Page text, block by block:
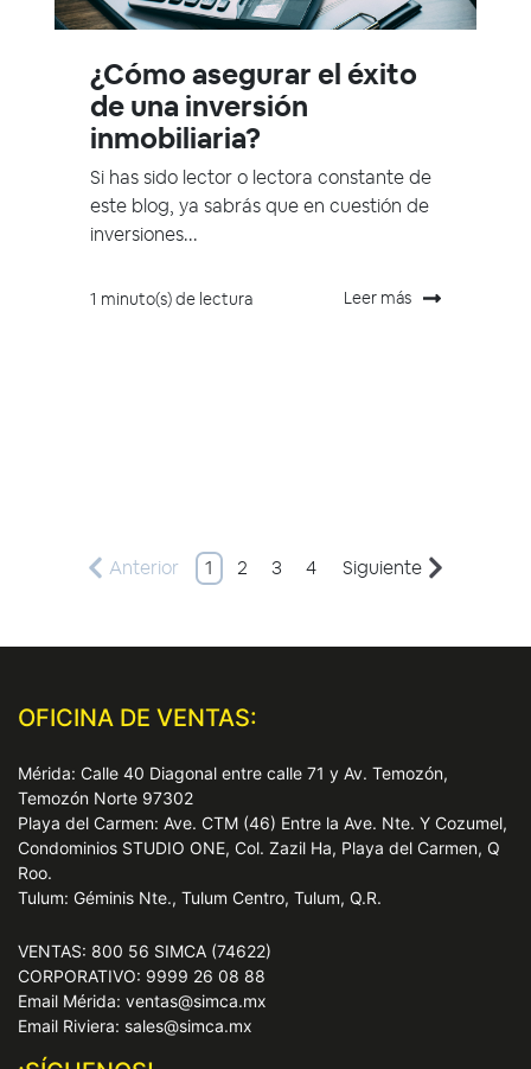
¿Cómo asegurar el éxito
de una inversión
inmobiliaria?
Si has sido lector o lectora constante de
este blog, ya sabrás que en cuestión de
inversiones...
1 minuto(s) de lectura Leer más
Anterior 1 2 3 4 Siguiente
OFICINA DE VENTAS:
Mérida: Calle 40 Diagonal entre calle 71 y Av. Temozón,
Temozón Norte 97302
Playa del Carmen: Ave. CTM (46) Entre la Ave. Nte. Y Cozumel,
Condominios STUDIO ONE, Col. Zazil Ha, Playa del Carmen, Q
Roo.
Tulum: Géminis Nte., Tulum Centro, Tulum, Q.R.
VENTAS: 800 56 SIMCA (74622)
CORPORATIVO: 9999 26 08 88
Email Mérida: ventas@simca.mx
Email Riviera: sales@simca.mx